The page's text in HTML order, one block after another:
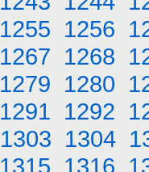
1255 1256
1267 1268
1279 1280
1291 1292
1303 1304
1315 1316